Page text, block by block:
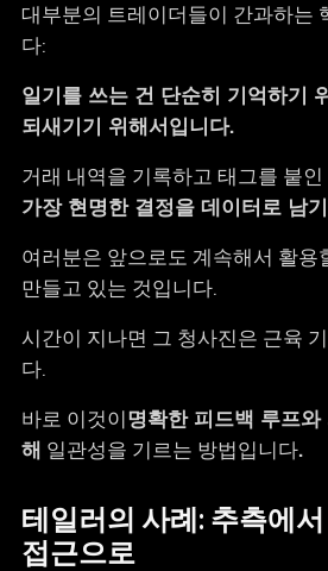
대부분의 트레이더들이 간과하는
다:
일기를 쓰는 건 단순히 기억하기
되새기기 위해서입니다.
거래 내역을 기록하고 태그를 붙
가장 현명한 결정을 데이터로 남
여러분은 앞으로도 계속해서 활용
만들고 있는 것입니다.
시간이 지나면 그 청사진은 근육
다.
바로 이것이명확한 피드백 루프
해 일관성을 기르는 방법입니다.
테일러의 사례: 추측에
접근으로